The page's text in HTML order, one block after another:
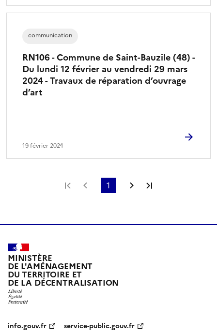
RN106 - Commune de Saint-Bauzile (48) -
Du lundi 12 février au vendredi 29 mars
2024 - Travaux de réparation d’ouvrage
d’art
communication
19 février 2024
Première page
Page précédente
1 Page suivante
MINISTÈRE
DE L'AMÉNAGEMENT
DU TERRITOIRE ET
DE LA DÉCENTRALISATION
info.gouv.fr service-public.gouv.fr